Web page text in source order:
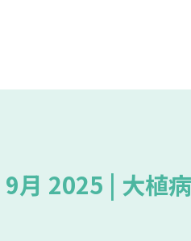
9月 2025 | 大植